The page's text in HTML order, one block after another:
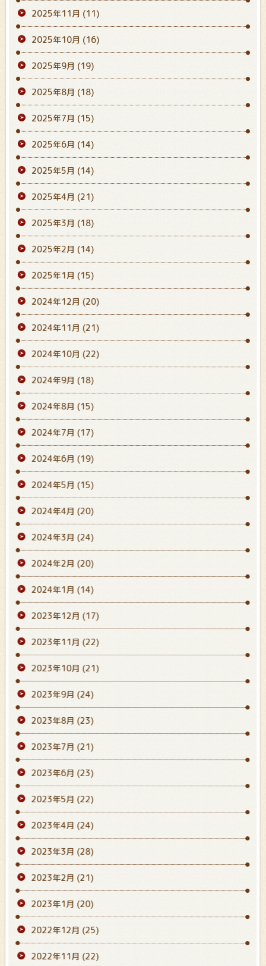
2025年11月 (11)
2025年10月 (16)
2025年9月 (19)
2025年8月 (18)
2025年7月 (15)
2025年6月 (14)
2025年5月 (14)
2025年4月 (21)
2025年3月 (18)
2025年2月 (14)
2025年1月 (15)
2024年12月 (20)
2024年11月 (21)
2024年10月 (22)
2024年9月 (18)
2024年8月 (15)
2024年7月 (17)
2024年6月 (19)
2024年5月 (15)
2024年4月 (20)
2024年3月 (24)
2024年2月 (20)
2024年1月 (14)
2023年12月 (17)
2023年11月 (22)
2023年10月 (21)
2023年9月 (24)
2023年8月 (23)
2023年7月 (21)
2023年6月 (23)
2023年5月 (22)
2023年4月 (24)
2023年3月 (28)
2023年2月 (21)
2023年1月 (20)
2022年12月 (25)
2022年11月 (22)